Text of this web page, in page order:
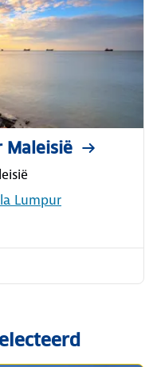
Maleisië
Lumpur